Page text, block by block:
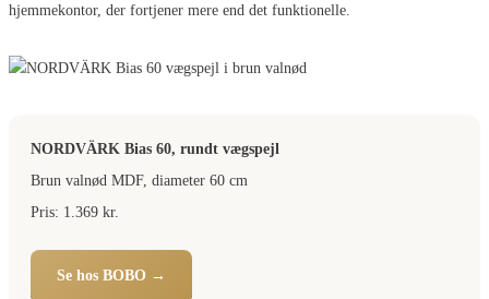
hjemmekontor, der fortjener mere end det funktionelle.
NORDVÄRK Bias 60, rundt vægspejl
Brun valnød MDF, diameter 60 cm
Pris: 1.369 kr.
Se hos BOBO →